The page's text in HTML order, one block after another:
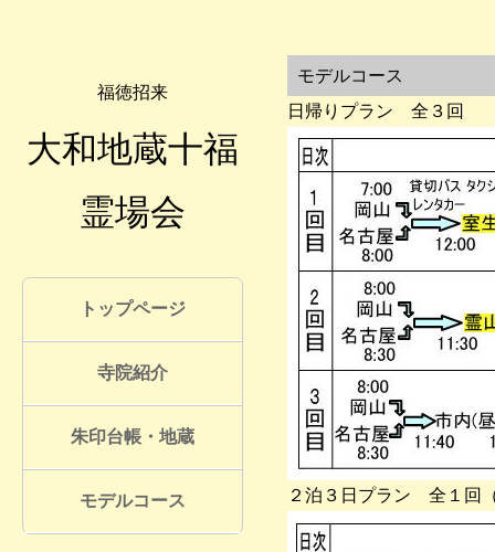
福徳招来
大和地蔵十福
霊場会
トップページ
寺院紹介
朱印台帳・地蔵
モデルコース
モデルコース
日帰りプラン 全３回
２泊３日プラン 全１回